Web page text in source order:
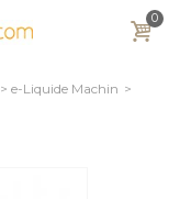
0
> e-Liquide Machin >